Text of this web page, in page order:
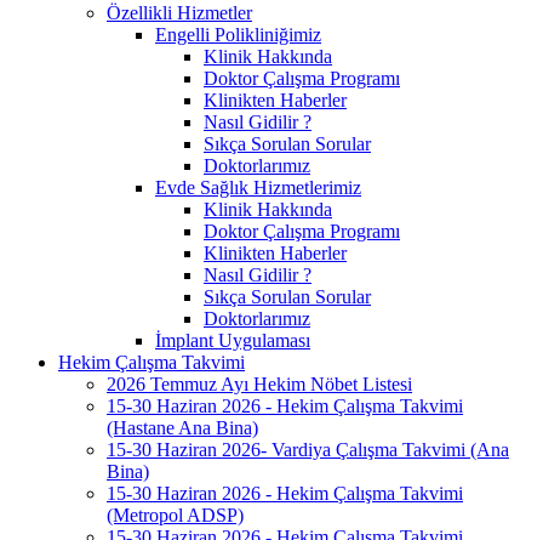
Özellikli Hizmetler
Engelli Polikliniğimiz
Klinik Hakkında
Doktor Çalışma Programı
Klinikten Haberler
Nasıl Gidilir ?
Sıkça Sorulan Sorular
Doktorlarımız
Evde Sağlık Hizmetlerimiz
Klinik Hakkında
Doktor Çalışma Programı
Klinikten Haberler
Nasıl Gidilir ?
Sıkça Sorulan Sorular
Doktorlarımız
İmplant Uygulaması
Hekim Çalışma Takvimi
2026 Temmuz Ayı Hekim Nöbet Listesi
15-30 Haziran 2026 - Hekim Çalışma Takvimi
(Hastane Ana Bina)
15-30 Haziran 2026- Vardiya Çalışma Takvimi (Ana
Bina)
15-30 Haziran 2026 - Hekim Çalışma Takvimi
(Metropol ADSP)